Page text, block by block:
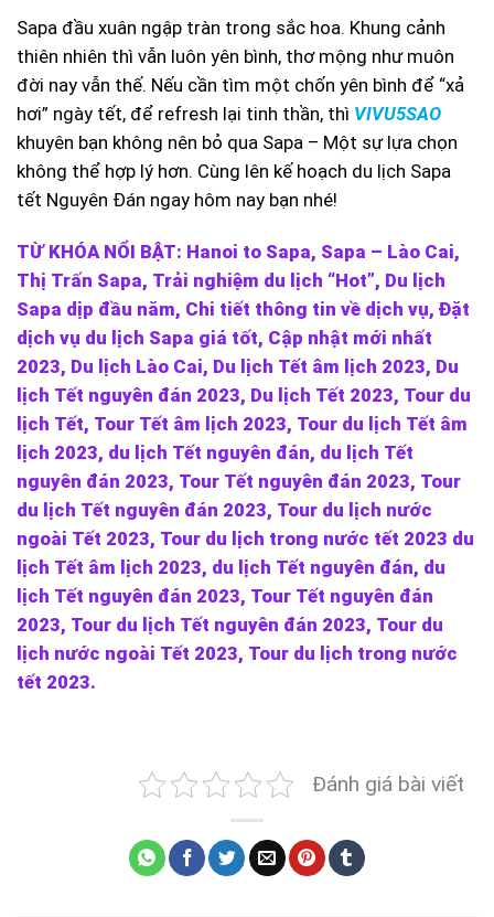
Sapa đầu xuân ngập tràn trong sắc hoa. Khung cảnh
thiên nhiên thì vẫn luôn yên bình, thơ mộng như muôn
đời nay vẫn thế. Nếu cần tìm một chốn yên bình để “xả
hơi” ngày tết, để refresh lại tinh thần, thì VIVU5SAO
khuyên bạn không nên bỏ qua Sapa – Một sự lựa chọn
không thể hợp lý hơn. Cùng lên kế hoạch du lịch Sapa
tết Nguyên Đán ngay hôm nay bạn nhé!
TỪ KHÓA NỔI BẬT: Hanoi to Sapa, Sapa – Lào Cai,
Thị Trấn Sapa, Trải nghiệm du lịch “Hot”, Du lịch
Sapa dịp đầu năm, Chi tiết thông tin về dịch vụ, Đặt
dịch vụ du lịch Sapa giá tốt, Cập nhật mới nhất
2023, Du lịch Lào Cai, Du lịch Tết âm lịch 2023, Du
lịch Tết nguyên đán 2023, Du lịch Tết 2023, Tour du
lịch Tết, Tour Tết âm lịch 2023, Tour du lịch Tết âm
lịch 2023, du lịch Tết nguyên đán, du lịch Tết
nguyên đán 2023, Tour Tết nguyên đán 2023, Tour
du lịch Tết nguyên đán 2023, Tour du lịch nước
ngoài Tết 2023, Tour du lịch trong nước tết 2023 du
lịch Tết âm lịch 2023, du lịch Tết nguyên đán, du
lịch Tết nguyên đán 2023, Tour Tết nguyên đán
2023, Tour du lịch Tết nguyên đán 2023, Tour du
lịch nước ngoài Tết 2023, Tour du lịch trong nước
tết 2023.
Đánh giá bài viết